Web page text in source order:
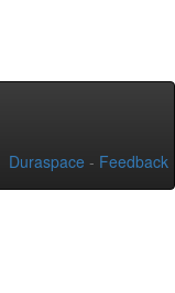
Duraspace - Feedback